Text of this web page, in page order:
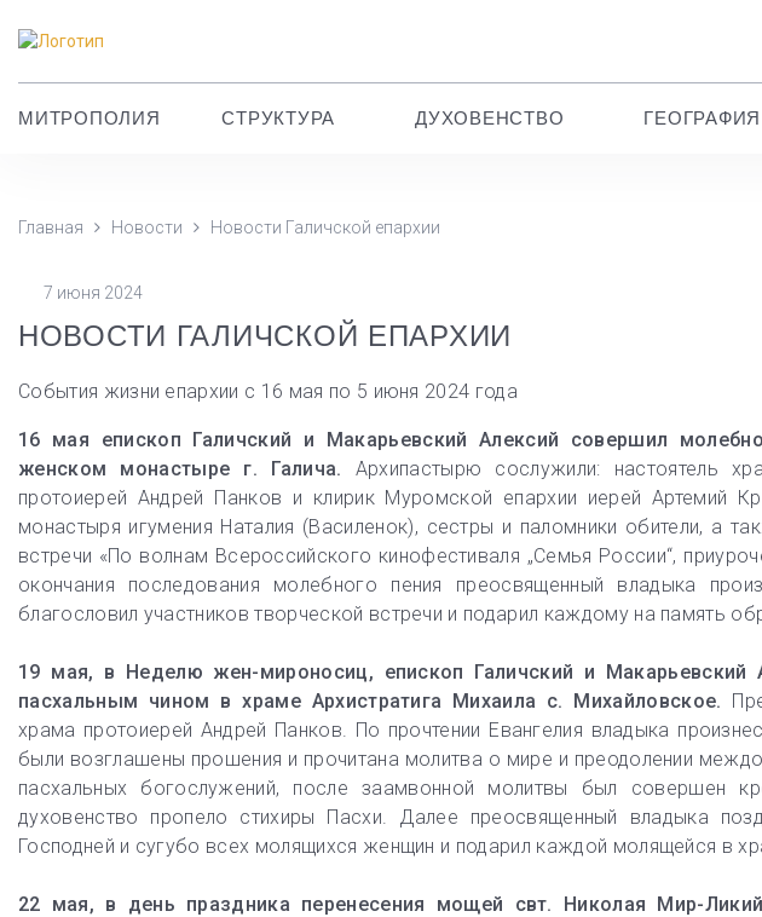
МИТРОПОЛИЯ СТРУКТУРА ДУХОВЕНСТВО ГЕОГРАФИЯ
Главная Новости Новости Галичской епархии
7 июня 2024
НОВОСТИ ГАЛИЧСКОЙ ЕПАРХИИ
События жизни епархии с 16 мая по 5 июня 2024 года
16 мая епископ Галичский и Макарьевский Алексий совершил
женском монастыре г. Галича. Архипастырю сослужили: настоятель
протоиерей Андрей Панков и клирик Муромской епархии иерей Артемий
монастыря игумения Наталия (Василенок), сестры и паломники обители, а
встречи «По волнам Всероссийского кинофестиваля „Семья России“,
окончания последования молебного пения преосвященный владыка
благословил участников творческой встречи и подарил каждому на память
19 мая, в Неделю жен-мироносиц, епископ Галичский и Макарьевский
пасхальным чином в храме Архистратига Михаила с. Михайловское.
храма протоиерей Андрей Панков. По прочтении Евангелия владыка
были возглашены прошения и прочитана молитва о мире и преодолении
пасхальных богослужений, после заамвонной молитвы был совершен
духовенство пропело стихиры Пасхи. Далее преосвященный владыка
Господней и сугубо всех молящихся женщин и подарил каждой молящейся в
22 мая, в день праздника перенесения мощей свт. Николая Мир-